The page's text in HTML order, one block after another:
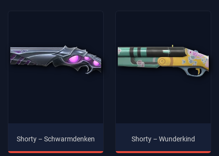
Shorty – Schwarmdenken Shorty – Wunderkind